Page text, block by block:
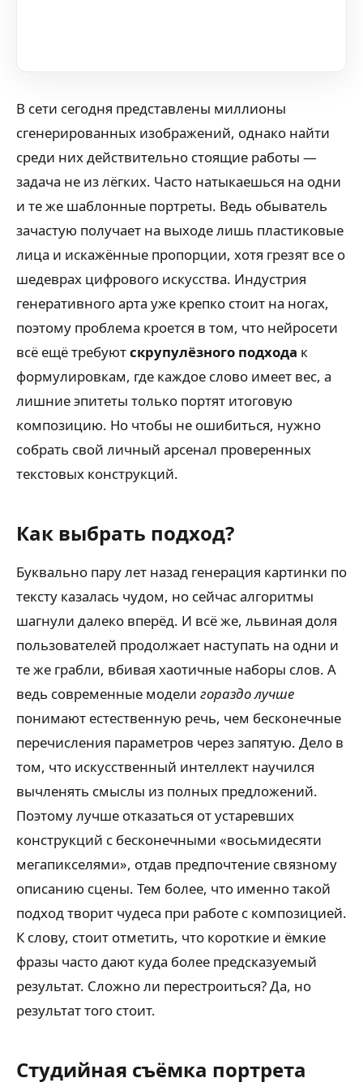
В сети сегодня представлены миллионы
сгенерированных изображений, однако найти
среди них действительно стоящие работы —
задача не из лёгких. Часто натыкаешься на одни
и те же шаблонные портреты. Ведь обыватель
зачастую получает на выходе лишь пластиковые
лица и искажённые пропорции, хотя грезят все о
шедеврах цифрового искусства. Индустрия
генеративного арта уже крепко стоит на ногах,
поэтому проблема кроется в том, что нейросети
всё ещё требуютскрупулёзного подхода к
формулировкам, где каждое слово имеет вес, а
лишние эпитеты только портят итоговую
композицию. Но чтобы не ошибиться, нужно
собрать свой личный арсенал проверенных
текстовых конструкций.
Как выбрать подход?
Буквально пару лет назад генерация картинки по
тексту казалась чудом, но сейчас алгоритмы
шагнули далеко вперёд. И всё же, львиная доля
пользователей продолжает наступать на одни и
те же грабли, вбивая хаотичные наборы слов. А
ведь современные модели гораздо лучше
понимают естественную речь, чем бесконечные
перечисления параметров через запятую. Дело в
том, что искусственный интеллект научился
вычленять смыслы из полных предложений.
Поэтому лучше отказаться от устаревших
конструкций с бесконечными «восьмидесяти
мегапикселями», отдав предпочтение связному
описанию сцены. Тем более, что именно такой
подход творит чудеса при работе с композицией.
К слову, стоит отметить, что короткие и ёмкие
фразы часто дают куда более предсказуемый
результат. Сложно ли перестроиться? Да, но
результат того стоит.
Студийная съёмка портрета